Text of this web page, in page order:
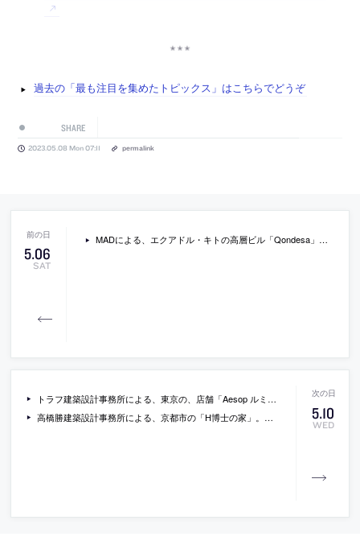
過去の「最も注目を集めたトピックス」はこちらでどうぞ
SHARE
2023.05.08 Mon 07:11 permalink
5.06
SAT
MADによる、エクアドル・キトの高層ビル「Qondesa」。街の中心部の集合住宅を中心とした建築。地域の自然や旧市街の建物を参照して、“絡みつく蔓”を想起させる形態と“石張り”の詳細を考案。住民の生活の質の向上と共に環境に優しい都市の創造も志向
5.10
WED
トラフ建築設計事務所による、東京の、店舗「Aesop ルミネ立川」。駅直結の出入口に近い区画。外と対比的な“静かで落ち着いた空間”を目指し、壁や什器を“ジグザグ”に配置して小さな“たまり”の様な場を生む構成を考案。触覚と視覚での静かさも意図して床壁の素材を選定
高橋勝建築設計事務所による、京都市の「H博士の家」。景観規制の厳しく建て込んだ住宅街の角地の敷地。道を“公共空地”と捉え、内部と連続するバルコニーを設けて外部を“視覚的に占有”できる構成を考案。環境の良い上階を活かす為に下階との面積案分も考慮